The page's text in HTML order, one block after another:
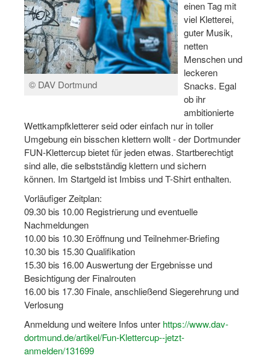
Anmeldeformular / Anmeldebedingungen
Bezuschussung Qualifizierung für Dortmunder
Projekte
Dortmund lernt Schwimmen
Mädchen in Mannschaftssportarten
Bewegungszwerge
Bewegungskindergarten
Mini-Sportabzeichen
Sportgutschein 4.0
SportartCheck
Sport im Ganztag
Sport vor Ort
Integration durch Sport
© DAV Dortmund
einen Tag mit
viel Kletterei,
guter Musik,
netten
Menschen und
leckeren
Snacks. Egal
ob ihr
ambitionierte
Wettkampfkletterer seid oder einfach nur in toller
Umgebung ein bisschen klettern wollt - der Dortmunder
FUN-Klettercup bietet für jeden etwas. Startberechtigt
sind alle, die selbstständig klettern und sichern
können. Im Startgeld ist Imbiss und T-Shirt enthalten.
Vorläufiger Zeitplan:
09.30 bis 10.00 Registrierung und eventuelle
Nachmeldungen
10.00 bis 10.30 Eröffnung und Teilnehmer-Briefing
10.30 bis 15.30 Qualifikation
15.30 bis 16.00 Auswertung der Ergebnisse und
Besichtigung der Finalrouten
16.00 bis 17.30 Finale, anschließend Siegerehrung und
Verlosung
Anmeldung und weitere Infos unter https://www.dav-
dortmund.de/artikel/Fun-Klettercup--jetzt-
anmelden/131699